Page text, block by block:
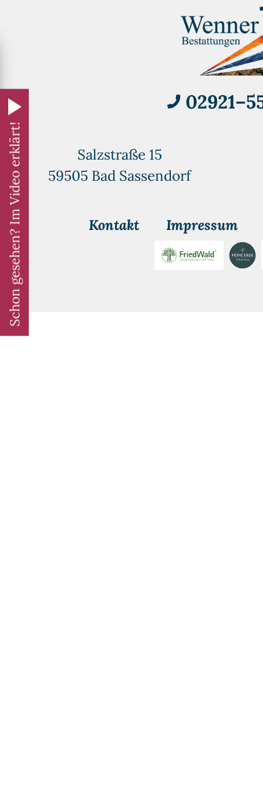
Schon gesehen? Im Video erklärt!
Salzstraße 15
59505 Bad Sassendorf
Kontakt Impressum